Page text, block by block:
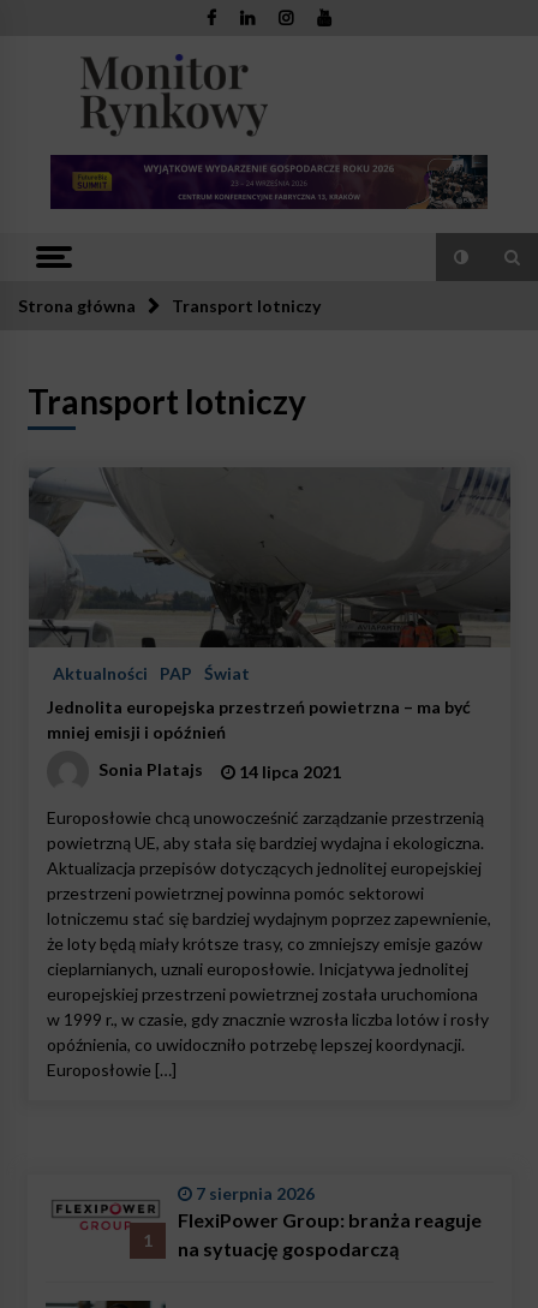
Monitor
Rynkowy
Strona główna Transport lotniczy
Transport lotniczy
Aktualności PAP
Świat
Jednolita europejska przestrzeń powietrzna – ma być
mniej emisji i opóźnień
Sonia Platajs
14 lipca 2021
Europosłowie chcą unowocześnić zarządzanie przestrzenią
powietrzną UE, aby stała się bardziej wydajna i ekologiczna.
Aktualizacja przepisów dotyczących jednolitej europejskiej
przestrzeni powietrznej powinna pomóc sektorowi
lotniczemu stać się bardziej wydajnym poprzez zapewnienie,
że loty będą miały krótsze trasy, co zmniejszy emisje gazów
cieplarnianych, uznali europosłowie. Inicjatywa jednolitej
europejskiej przestrzeni powietrznej została uruchomiona
w 1999 r., w czasie, gdy znacznie wzrosła liczba lotów i rosły
opóźnienia, co uwidoczniło potrzebę lepszej koordynacji.
Europosłowie […]
1
7 sierpnia 2026
FlexiPower Group: branża reaguje
na sytuację gospodarczą